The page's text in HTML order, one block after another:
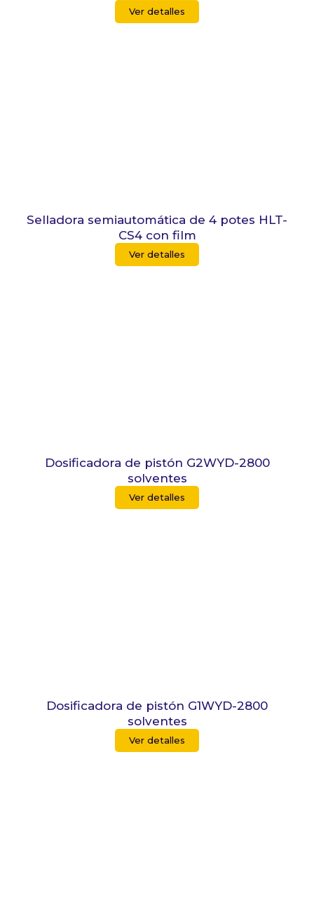
Ver detalles
Selladora semiautomática de 4 potes HLT-
CS4 con film
Ver detalles
Dosificadora de pistón G2WYD-2800
solventes
Ver detalles
Dosificadora de pistón G1WYD-2800
solventes
Ver detalles